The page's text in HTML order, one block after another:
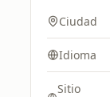
Ciudad
Idioma
Sitio